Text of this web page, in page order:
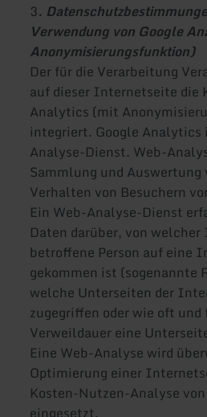
3.
Verwendung von Google
Anonymisierungsfunktion)
Der für die Verarbeitung
auf dieser Internetseite die
Analytics (mit
integriert. Google Analytics
Analyse-Dienst. Web-
Sammlung und Auswertung
Verhalten von Besuchern
Ein Web-Analyse-Dienst
Daten darüber, von
betroffene Person auf eine
gekommen ist (sogenannte
welche Unterseiten der
zugegriffen oder wie oft
Verweildauer eine
Eine Web-Analyse wird
Optimierung einer
Kosten-Nutzen-Analyse